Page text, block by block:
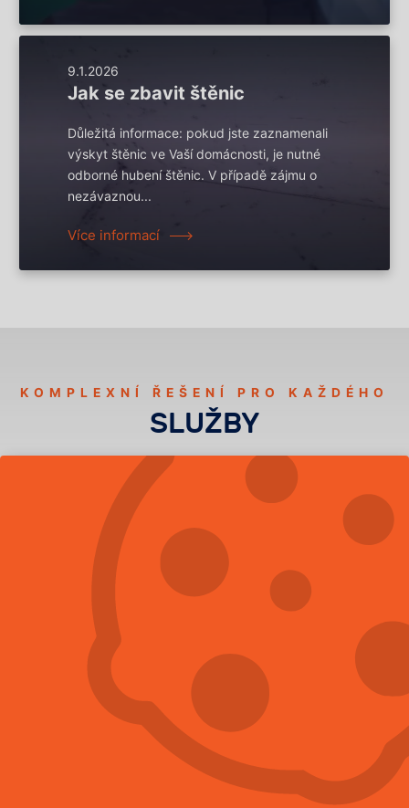
9.1.2026
Jak se zbavit štěnic
Důležitá informace: pokud jste zaznamenali
výskyt štěnic ve Vaší domácnosti, je nutné
odborné hubení štěnic. V případě zájmu o
nezávaznou...
Více informací
KOMPLEXNÍ ŘEŠENÍ PRO KAŽDÉHO
SLUŽBY
Komplexní řešení pro každého
DERATIZACE
DEZINSEKCE
DEZINFEKCE
VYKLÍZENÍ A SANACE
OCHRANA PROTI HOLUBŮM
HACCP
NEJČASTĚJI ŘEŠÍME
NEJVÍCE POPTÁVANÉ
SLUŽBY